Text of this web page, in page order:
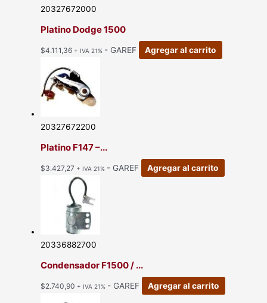
20327672000
Platino Dodge 1500
$4.111,36 + IVA 21% - GAREF Agregar al carrito
20327672200
Platino F147 –...
$3.427,27 + IVA 21% - GAREF Agregar al carrito
20336882700
Condensador F1500 / ...
$2.740,90 + IVA 21% - GAREF Agregar al carrito